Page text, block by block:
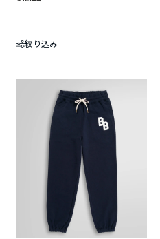
絞り込み